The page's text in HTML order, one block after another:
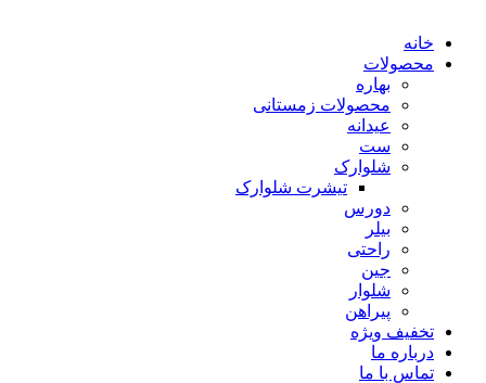
خانه
محصولات
بهاره
محصولات زمستانی
عیدانه
ست
شلوارک
تیشرت شلوارک
دورس
بیلر
راحتی
جین
شلوار
پیراهن
تخفیف ویژه
درباره ما
تماس با ما